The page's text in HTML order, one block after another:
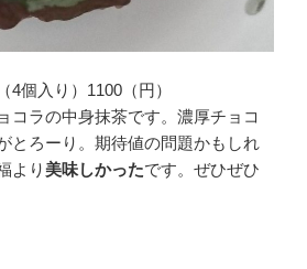
（4個入り）1100（円）
コラの中身抹茶です。濃厚チョコ
とろーり。期待値の問題かもしれ
より美味しかったです。ぜひぜひ